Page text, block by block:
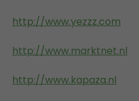
http://www.yezzz.com
http://www.marktnet.nl
http://www.kapaza.nl